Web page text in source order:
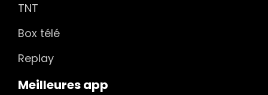
TNT
Box télé
Replay
Meilleures app